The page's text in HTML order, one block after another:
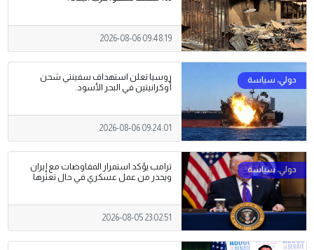
2026-08-06 09:48:19
روسيا تعلن استهداف سفينتي شحن
أوكرانيتين في البحر الأسود.
2026-08-06 09:24:01
ترامب يؤكد استمرار المفاوضات مع إيران
ويحذر من عمل عسكري في حال تعثرها
2026-08-05 23:02:51